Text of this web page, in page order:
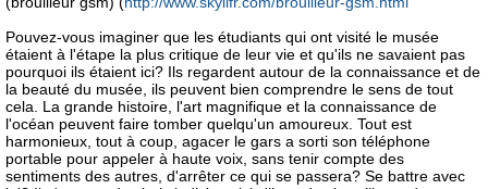
Pouvez-vous imaginer que les étudiants qui ont visité le musée
étaient à l'étape la plus critique de leur vie et qu'ils ne savaient pas
pourquoi ils étaient ici? Ils regardent autour de la connaissance et de
la beauté du musée, ils peuvent bien comprendre le sens de tout
cela. La grande histoire, l'art magnifique et la connaissance de
l'océan peuvent faire tomber quelqu'un amoureux. Tout est
harmonieux, tout à coup, agacer le gars a sorti son téléphone
portable pour appeler à haute voix, sans tenir compte des
sentiments des autres, d'arrêter ce qui se passera? Se battre avec